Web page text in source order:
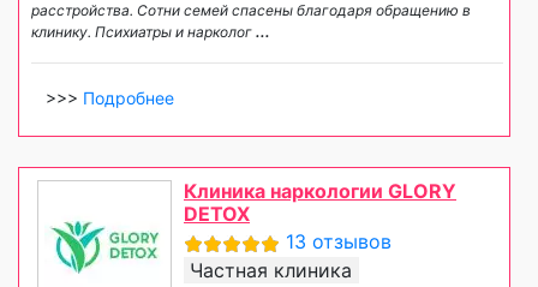
расстройства. Сотни семей спасены благодаря обращению в
клинику. Психиатры и нарколог ...
>>> Подробнее
Клиника наркологии GLORY
DETOX
13 отзывов
Частная клиника